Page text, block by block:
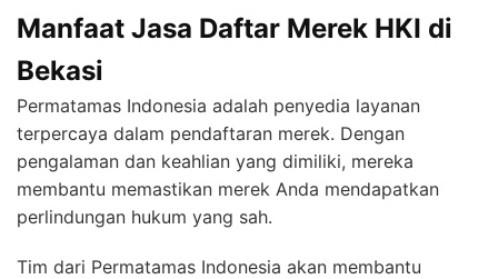
Manfaat Jasa Daftar Merek HKI di
Bekasi
Permatamas Indonesia adalah penyedia layanan
terpercaya dalam pendaftaran merek. Dengan
pengalaman dan keahlian yang dimiliki, mereka
membantu memastikan merek Anda mendapatkan
perlindungan hukum yang sah.
Tim dari Permatamas Indonesia akan membantu